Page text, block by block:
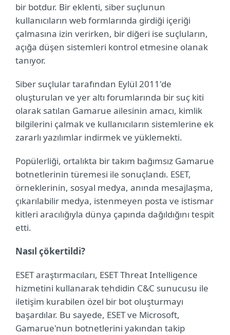
bir botdur. Bir eklenti, siber suçlunun
kullanıcıların web formlarında girdiği içeriği
çalmasına izin verirken, bir diğeri ise suçluların,
açığa düşen sistemleri kontrol etmesine olanak
tanıyor.
Siber suçlular tarafından Eylül 2011'de
oluşturulan ve yer altı forumlarında bir suç kiti
olarak satılan Gamarue ailesinin amacı, kimlik
bilgilerini çalmak ve kullanıcıların sistemlerine ek
zararlı yazılımlar indirmek ve yüklemekti.
Popülerliği, ortalıkta bir takım bağımsız Gamarue
botnetlerinin türemesi ile sonuçlandı. ESET,
örneklerinin, sosyal medya, anında mesajlaşma,
çıkarılabilir medya, istenmeyen posta ve istismar
kitleri aracılığıyla dünya çapında dağıldığını tespit
etti.
Nasıl çökertildi?
ESET araştırmacıları, ESET Threat Intelligence
hizmetini kullanarak tehdidin C&C sunucusu ile
iletişim kurabilen özel bir bot oluşturmayı
başardılar. Bu sayede, ESET ve Microsoft,
Gamarue'nun botnetlerini yakından takip